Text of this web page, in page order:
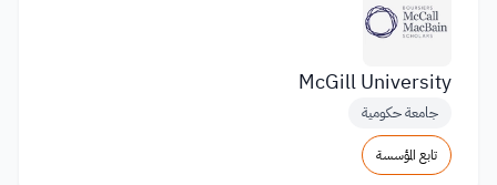
McGill University
جامعة حكومية
تابع المؤسسة